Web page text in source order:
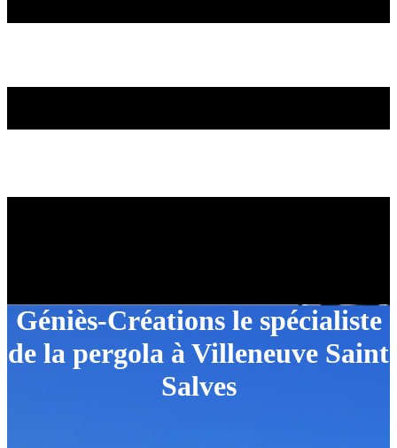
Géniès-Créations le spécialiste
de la pergola à Villeneuve Saint
Salves